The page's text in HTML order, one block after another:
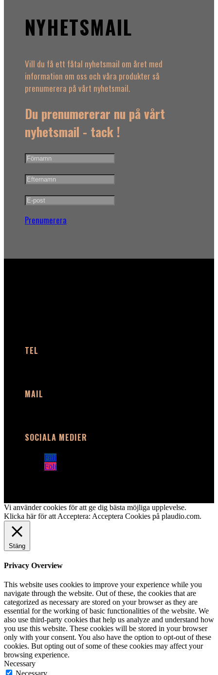
NYHETSMAIL
Vill du få ett fåtal nyhetsmail om året med
information om oss och våra produkter så
prenumerera på vårt nyhetsmail.
Du prenumererar nu på vårt
nyhetsmail - tack !
Prenumerera
TEL
MAIL
SOCIALA MEDIER
Följ
Följ
Vi använder cookies för att ge dig bästa möjliga upplevelse.
Klicka här för att Acceptera: Acceptera Cookies på plaudio.com.
Stäng
Privacy Overview
This website uses cookies to improve your experience while you
navigate through the website. Out of these, the cookies that are
categorized as necessary are stored on your browser as they are
essential for the working of basic functionalities of the website. We
also use third-party cookies that help us analyze and understand how
you use this website. These cookies will be stored in your browser
only with your consent. You also have the option to opt-out of these
cookies. But opting out of some of these cookies may affect your
browsing experience.
Necessary